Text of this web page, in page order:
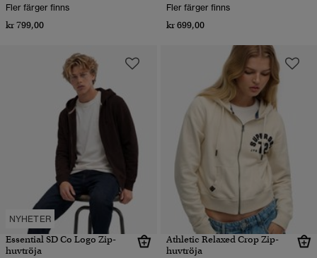
Fler färger finns
kr 799,00
Fler färger finns
kr 699,00
NYHETER
Essential SD Co Logo Zip-
huvtröja
Athletic Relaxed Crop Zip-
huvtröja